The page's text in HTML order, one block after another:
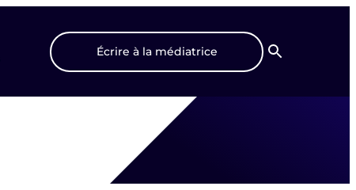
Écrire à la médiatrice
Recherche